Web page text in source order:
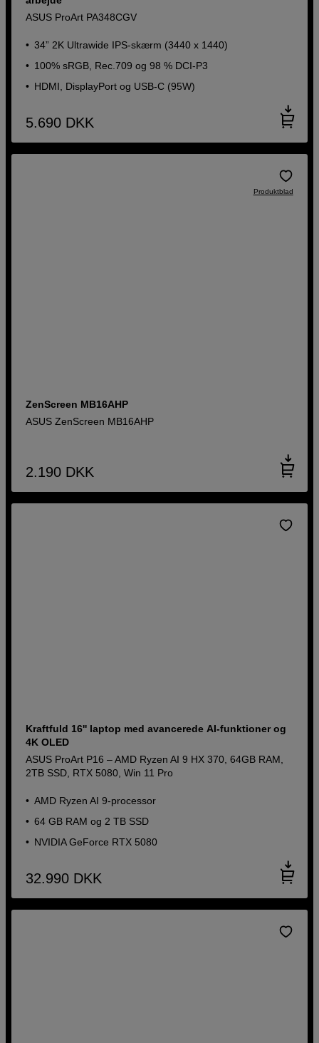
ASUS ProArt PA348CGV
34” 2K Ultrawide IPS-skærm (3440 x 1440)
100% sRGB, Rec.709 og 98 % DCI-P3
HDMI, DisplayPort og USB-C (95W)
5.690 DKK
Produktblad
ZenScreen MB16AHP
ASUS ZenScreen MB16AHP
2.190 DKK
Kraftfuld 16'' laptop med avancerede AI-funktioner og
4K OLED
ASUS ProArt P16 – AMD Ryzen AI 9 HX 370, 64GB RAM,
2TB SSD, RTX 5080, Win 11 Pro
AMD Ryzen AI 9-processor
64 GB RAM og 2 TB SSD
NVIDIA GeForce RTX 5080
32.990 DKK